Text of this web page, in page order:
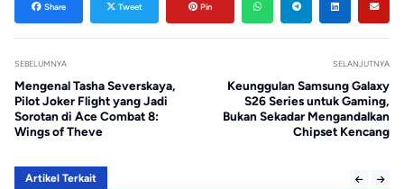
Share Tweet Pin
SEBELUMNYA
Mengenal Tasha Severskaya,
Pilot Joker Flight yang Jadi
Sorotan di Ace Combat 8:
Wings of Theve
SELANJUTNYA
Keunggulan Samsung Galaxy
S26 Series untuk Gaming,
Bukan Sekadar Mengandalkan
Chipset Kencang
Artikel Terkait